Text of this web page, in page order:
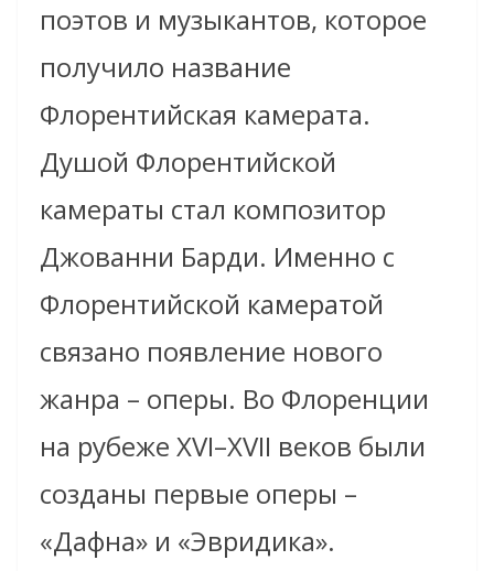
поэтов и музыкантов, которое
получило название
Флорентийская камерата.
Душой Флорентийской
камераты стал композитор
Джованни Барди. Именно с
Флорентийской камератой
связано появление нового
жанра – оперы. Во Флоренции
на рубеже XVI–XVII веков были
созданы первые оперы –
«Дафна» и «Эвридика».